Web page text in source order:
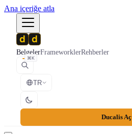
Ana içeriğe atla
BelgelerFrameworklerRehberler
⌘K
TR
Ducalis Aç